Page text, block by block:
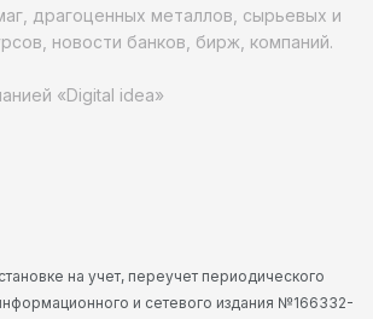
драгоценных металлов, сырьевых и
новости банков, бирж, компаний.
«Digital idea»
на учет, переучет периодического
и сетевого издания №166332-